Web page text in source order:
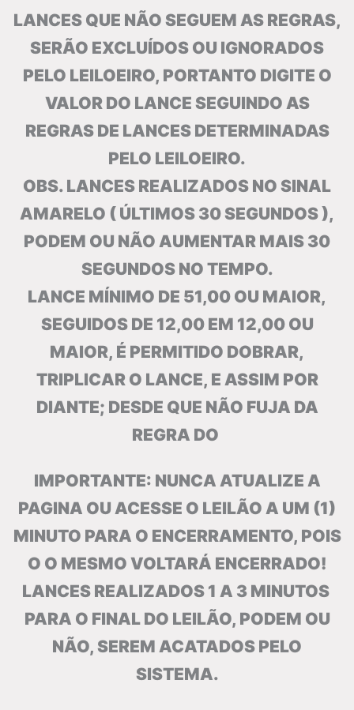
LANCES QUE NÃO SEGUEM AS REGRAS,
SERÃO EXCLUÍDOS OU IGNORADOS
PELO LEILOEIRO, PORTANTO DIGITE O
VALOR DO LANCE SEGUINDO AS
REGRAS DE LANCES DETERMINADAS
PELO LEILOEIRO.
OBS. LANCES REALIZADOS NO SINAL
AMARELO ( ÚLTIMOS 30 SEGUNDOS ),
PODEM OU NÃO AUMENTAR MAIS 30
SEGUNDOS NO TEMPO.
LANCE MÍNIMO DE 51,00 OU MAIOR,
SEGUIDOS DE 12,00 EM 12,00 OU
MAIOR, É PERMITIDO DOBRAR,
TRIPLICAR O LANCE, E ASSIM POR
DIANTE; DESDE QUE NÃO FUJA DA
REGRA DO
IMPORTANTE: NUNCA ATUALIZE A
PAGINA OU ACESSE O LEILÃO A UM (1)
MINUTO PARA O ENCERRAMENTO, POIS
O O MESMO VOLTARÁ ENCERRADO!
LANCES REALIZADOS 1 A 3 MINUTOS
PARA O FINAL DO LEILÃO, PODEM OU
NÃO, SEREM ACATADOS PELO
SISTEMA.